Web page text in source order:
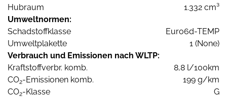
Hubraum
1.332 cm³
Umweltnormen:
Schadstoffklasse
Euro6d-TEMP
Umweltplakette
1 (None)
Verbrauch und Emissionen nach WLTP:
Kraftstoffverbr. komb.
8,8 l/100km
CO2-Emissionen komb.
199 g/km
CO2-Klasse G